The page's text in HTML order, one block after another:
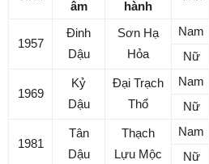
âm
hành
1957
Đinh
Dậu
Sơn Hạ
Hỏa
Nam
Nữ
1969
Kỷ
Dậu
Đại Trạch
Thổ
Nam
Nữ
1981
Tân
Dậu
Thạch
Lựu Mộc
Nam
Nữ